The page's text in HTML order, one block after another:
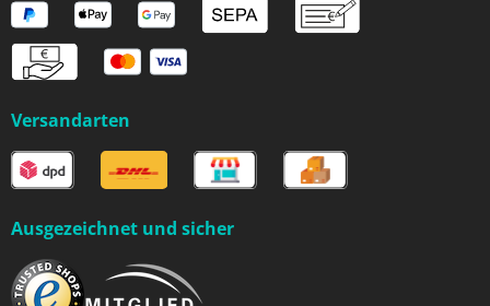
Versandarten
Ausgezeichnet und sicher